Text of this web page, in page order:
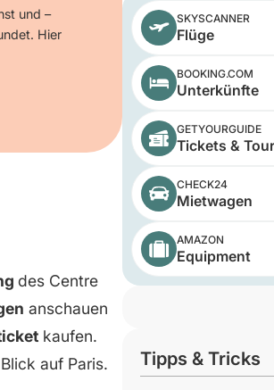
und –
Hier
des Centre
anschauen
kaufen.
auf Paris.
SKYSCANNER
Flüge
BOOKING.COM
Unterkünfte
GETYOURGUIDE
Tickets &
CHECK24
Mietwagen
AMAZON
Equipment
Tipps & Tricks